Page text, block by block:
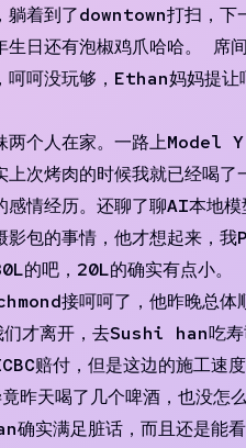
躺着到了downtown打扫，
日还有泡椒鸡爪哈哈。 席
呵呵没玩够，Ethan妈妈提
两个人在家。一路上
次烤肉的时候我就已经喝
感情经历。还聊了聊AI本地
影包的事情，他才想起来
的吧，20L的确实有点小。
接呵呵了，他昨晚总
离开，去Sushi han吃寿司
赔付，但是这边的施工
昨天喝了几个啤酒，也没
实满足脏话，而且还是能